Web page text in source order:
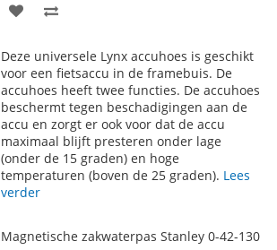
VOEG
AAN
VERLANGLIJST
TE
VERGELIJKEN
Deze universele Lynx accuhoes is geschikt
voor een fietsaccu in de framebuis. De
accuhoes heeft twee functies. De accuhoes
beschermt tegen beschadigingen aan de
accu en zorgt er ook voor dat de accu
maximaal blijft presteren onder lage
(onder de 15 graden) en hoge
temperaturen (boven de 25 graden). Lees
verder
Magnetische zakwaterpas Stanley 0-42-130